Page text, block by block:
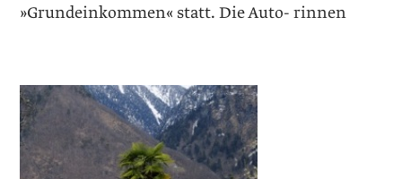
»Grundeinkommen« statt. Die Auto- rinnen